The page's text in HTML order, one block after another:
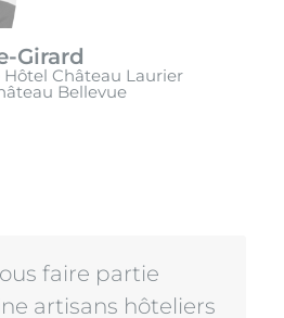
Girard
Bellevue
artisans hôteliers
la fierté qu’on a